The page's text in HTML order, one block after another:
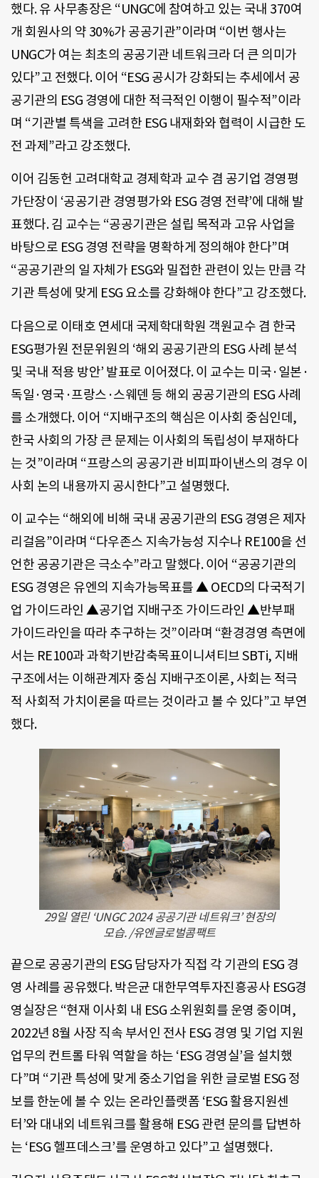
했다. 유 사무총장은 “UNGC에 참여하고 있는 국내 370여
개 회원사의 약 30%가 공공기관”이라며 “이번 행사는
UNGC가 여는 최초의 공공기관 네트워크라 더 큰 의미가
있다”고 전했다. 이어 “ESG 공시가 강화되는 추세에서 공
공기관의 ESG 경영에 대한 적극적인 이행이 필수적”이라
며 “기관별 특색을 고려한 ESG 내재화와 협력이 시급한 도
전 과제”라고 강조했다.
이어 김동헌 고려대학교 경제학과 교수 겸 공기업 경영평
가단장이 ‘공공기관 경영평가와 ESG 경영 전략’에 대해 발
표했다. 김 교수는 “공공기관은 설립 목적과 고유 사업을
바탕으로 ESG 경영 전략을 명확하게 정의해야 한다”며
“공공기관의 일 자체가 ESG와 밀접한 관련이 있는 만큼 각
기관 특성에 맞게 ESG 요소를 강화해야 한다”고 강조했다.
다음으로 이태호 연세대 국제학대학원 객원교수 겸 한국
ESG평가원 전문위원의 ‘해외 공공기관의 ESG 사례 분석
및 국내 적용 방안’ 발표로 이어졌다. 이 교수는 미국·일본·
독일·영국·프랑스·스웨덴 등 해외 공공기관의 ESG 사례
를 소개했다. 이어 “지배구조의 핵심은 이사회 중심인데,
한국 사회의 가장 큰 문제는 이사회의 독립성이 부재하다
는 것”이라며 “프랑스의 공공기관 비피파이낸스의 경우 이
사회 논의 내용까지 공시한다”고 설명했다.
이 교수는 “해외에 비해 국내 공공기관의 ESG 경영은 제자
리걸음”이라며 “다우존스 지속가능성 지수나 RE100을 선
언한 공공기관은 극소수”라고 말했다. 이어 “공공기관의
ESG 경영은 유엔의 지속가능목표를 ▲ OECD의 다국적기
업 가이드라인 ▲공기업 지배구조 가이드라인 ▲반부패
가이드라인을 따라 추구하는 것”이라며 “환경경영 측면에
서는 RE100과 과학기반감축목표이니셔티브 SBTi, 지배
구조에서는 이해관계자 중심 지배구조이론, 사회는 적극
적 사회적 가치이론을 따르는 것이라고 볼 수 있다”고 부연
했다.
29일 열린 ‘UNGC 2024 공공기관 네트워크’ 현장의
모습. /유엔글로벌콤팩트
끝으로 공공기관의 ESG 담당자가 직접 각 기관의 ESG 경
영 사례를 공유했다. 박은균 대한무역투자진흥공사 ESG경
영실장은 “현재 이사회 내 ESG 소위원회를 운영 중이며,
2022년 8월 사장 직속 부서인 전사 ESG 경영 및 기업 지원
업무의 컨트롤 타워 역할을 하는 ‘ESG 경영실’을 설치했
다”며 “기관 특성에 맞게 중소기업을 위한 글로벌 ESG 정
보를 한눈에 볼 수 있는 온라인플랫폼 ‘ESG 활용지원센
터’와 대내외 네트워크를 활용해 ESG 관련 문의를 답변하
는 ‘ESG 헬프데스크’를 운영하고 있다”고 설명했다.